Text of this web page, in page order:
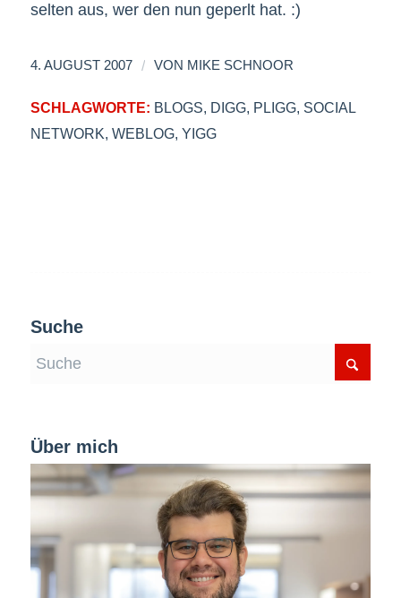
selten aus, wer den nun geperlt hat. :)
4. AUGUST 2007 / VON MIKE SCHNOOR
SCHLAGWORTE: BLOGS, DIGG, PLIGG, SOCIAL
NETWORK, WEBLOG, YIGG
Suche
Über mich